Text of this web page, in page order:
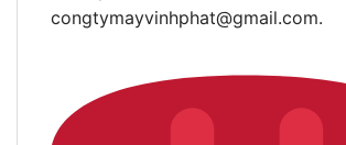
congtymayvinhphat@gmail.com.